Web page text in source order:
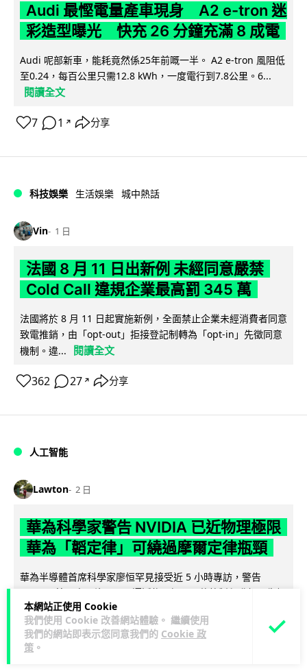
本網站正使用 Cookie
我們使用 Cookie 改善網站體驗。 繼續使用
我們的網站即表示您同意我們的 Cookie 政
策 。
Audi 最慳電量產車現身 A2 e-tron 迷
彩造型曝光 快充 26 分鐘充滿 8 成電
Audi 呢部新車，能耗竟然係25年前嘅一半。 A2 e-tron 風阻低
至0.24，每百公里只需12.8 kWh，一度電行到7.8公里。6...
閱讀全文
7 1 ↗ 分享
科技娛樂 生活娛樂 城中熱話
Vin 1 日
法國 8 月 11 日出新例 未經同意嚴禁
Cold Call 違規企業最高罰 345 萬
法國將於 8 月 11 日起實施新例，全面禁止企業未經消費者同意
致電推銷，由「opt-out」拒接登記制轉為「opt-in」先徵同意
機制。違...
閱讀全文
362 27 ↗ 分享
人工智能
Lawton 2 日
華為科學家警告 NVIDIA 已近物理極限
華為「韜定律」可繞過摩爾定律瓶頸
華為半導體首席科學家廖恒罕見接受近 5 小時專訪，警告
NVIDIA 等西方晶片巨頭正逼近物理極限，傳統製程升級已失經
濟效益。他同時介紹華為...
1,591 602 ↗ 分享